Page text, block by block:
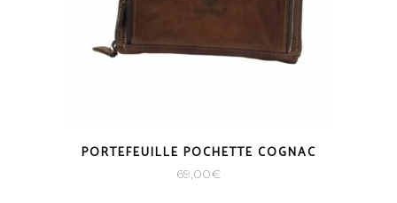
PORTEFEUILLE POCHETTE COGNAC
69,00€